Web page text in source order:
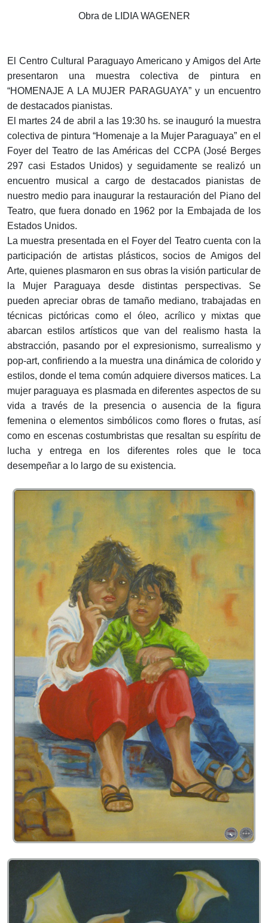
Obra de LIDIA WAGENER
El Centro Cultural Paraguayo Americano y Amigos del Arte
presentaron una muestra colectiva de pintura en
“HOMENAJE A LA MUJER PARAGUAYA” y un encuentro
de destacados pianistas.
El martes 24 de abril a las 19:30 hs. se inauguró la muestra
colectiva de pintura “Homenaje a la Mujer Paraguaya” en el
Foyer del Teatro de las Américas del CCPA (José Berges
297 casi Estados Unidos) y seguidamente se realizó un
encuentro musical a cargo de destacados pianistas de
nuestro medio para inaugurar la restauración del Piano del
Teatro, que fuera donado en 1962 por la Embajada de los
Estados Unidos.
La muestra presentada en el Foyer del Teatro cuenta con la
participación de artistas plásticos, socios de Amigos del
Arte, quienes plasmaron en sus obras la visión particular de
la Mujer Paraguaya desde distintas perspectivas. Se
pueden apreciar obras de tamaño mediano, trabajadas en
técnicas pictóricas como el óleo, acrílico y mixtas que
abarcan estilos artísticos que van del realismo hasta la
abstracción, pasando por el expresionismo, surrealismo y
pop-art, confiriendo a la muestra una dinámica de colorido y
estilos, donde el tema común adquiere diversos matices. La
mujer paraguaya es plasmada en diferentes aspectos de su
vida a través de la presencia o ausencia de la figura
femenina o elementos simbólicos como flores o frutas, así
como en escenas costumbristas que resaltan su espíritu de
lucha y entrega en los diferentes roles que le toca
desempeñar a lo largo de su existencia.